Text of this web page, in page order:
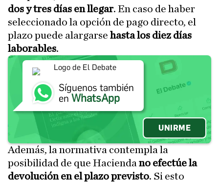
dos y tres días en llegar. En caso de haber
seleccionado la opción de pago directo, el
plazo puede alargarse hasta los diez días
laborables.
Síguenos también
en WhatsApp
UNIRME
Además, la normativa contempla la
posibilidad de que Hacienda no efectúe la
devolución en el plazo previsto. Si esto